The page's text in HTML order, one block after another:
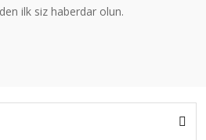
ilk siz haberdar olun.